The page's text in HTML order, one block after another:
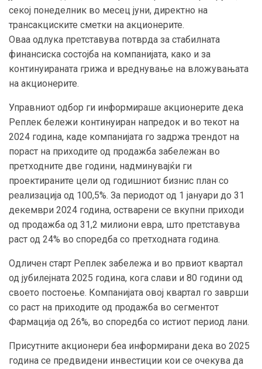
секој понеделник во месец јуни, директно на
трансакциските сметки на акционерите.
Оваа одлука претставува потврда за стабилната
финансиска состојба на компанијата, како и за
континуираната грижа и вреднување на вложувањата
на акционерите.
Управниот одбор ги информираше акционерите дека
Реплек бележи континуиран напредок и во текот на
2024 година, каде компанијата го задржа трендот на
пораст на приходите од продажба забележан во
претходните две години, надминувајќи ги
проектираните цели од годишниот бизнис план со
реализација од 100,5%. За периодот од 1 јануари до 31
декември 2024 година, остварени се вкупни приходи
од продажба од 31,2 милиони евра, што претставува
раст од 24% во споредба со претходната година.
Одличен старт Реплек забележа и во првиот квартал
од јубилејната 2025 година, кога слави и 80 години од
своето постоење. Компанијата овој квартал го заврши
со раст на приходите од продажба во сегментот
Фармација од 26%, во споредба со истиот период лани.
Присутните акционери беа информирани дека во 2025
година се предвидени инвестиции кои се очекува да